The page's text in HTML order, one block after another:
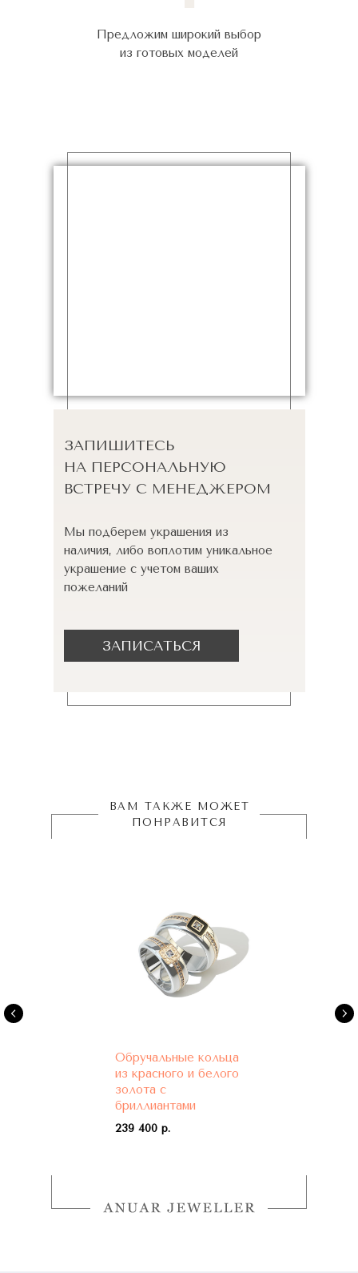
Предложим широкий выбор
из готовых моделей
ЗАПИШИТЕСЬ
НА ПЕРСОНАЛЬНУЮ
ВСТРЕЧУ С МЕНЕДЖЕРОМ
Мы подберем украшения из
наличия, либо воплотим уникальное
украшение с учетом ваших
пожеланий
ЗАПИСАТЬСЯ
ВАМ ТАКЖЕ МОЖЕТ
ПОНРАВИТСЯ
Обручальные кольца
из красного и белого
золота с
бриллиантами
239 400 р.